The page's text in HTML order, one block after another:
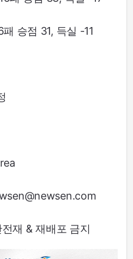
승점 31, 득실 -11
재 & 재배포 금지